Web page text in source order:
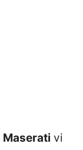
Maserati vi